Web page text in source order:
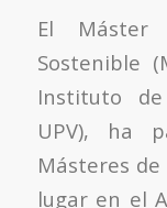
El Máster
Sostenible
Instituto de
UPV), ha
Másteres
lugar en el